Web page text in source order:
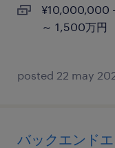
¥10,000,000
～ 1,500万円
posted 22 may
バックエンド